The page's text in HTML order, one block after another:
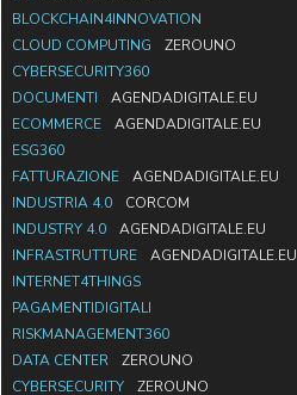
BLOCKCHAIN4INNOVATION
CLOUD COMPUTING
ZEROUNO
CYBERSECURITY360
DOCUMENTI
AGENDADIGITALE.EU
ECOMMERCE
AGENDADIGITALE.EU
ESG360
FATTURAZIONE
AGENDADIGITALE.EU
INDUSTRIA 4.0
CORCOM
INDUSTRY 4.0
AGENDADIGITALE.EU
INFRASTRUTTURE
AGENDADIGITALE.EU
INTERNET4THINGS
PAGAMENTIDIGITALI
RISKMANAGEMENT360
DATA CENTER
ZEROUNO
CYBERSECURITY
ZEROUNO